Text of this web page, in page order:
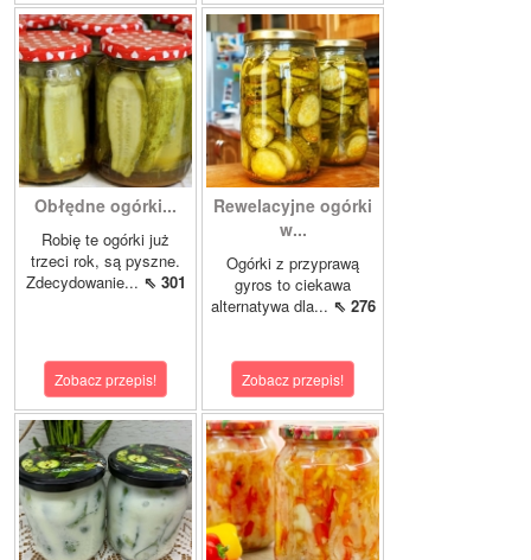
Obłędne ogórki...
Robię te ogórki już
trzeci rok, są pyszne.
Zdecydowanie... ⇖ 301
Zobacz przepis!
Rewelacyjne ogórki
w...
Ogórki z przyprawą
gyros to ciekawa
alternatywa dla... ⇖ 276
Zobacz przepis!